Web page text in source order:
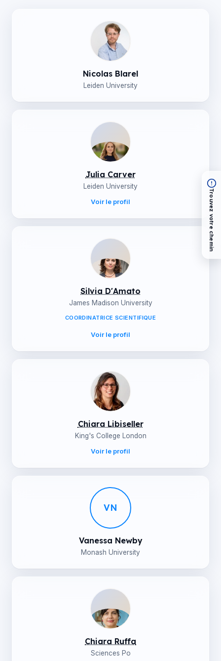
Nicolas Blarel
Leiden University
Julia Carver
Leiden University
Voir le profil
Silvia D'Amato
James Madison University
COORDINATRICE SCIENTIFIQUE
Voir le profil
Chiara Libiseller
King's College London
Voir le profil
VN
Vanessa Newby
Monash University
Chiara Ruffa
Sciences Po
Trouvez votre chemin